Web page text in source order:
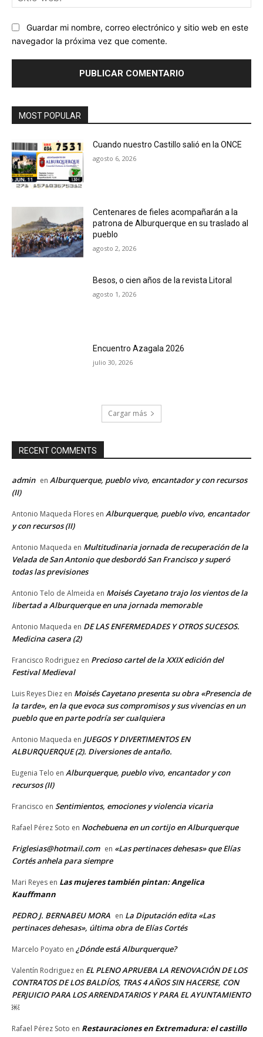
Guardar mi nombre, correo electrónico y sitio web en este
navegador la próxima vez que comente.
MOST POPULAR
Cuando nuestro Castillo salió en la ONCE
agosto 6, 2026
Centenares de fieles acompañarán a la
patrona de Alburquerque en su traslado al
pueblo
agosto 2, 2026
Besos, o cien años de la revista Litoral
agosto 1, 2026
Encuentro Azagala 2026
julio 30, 2026
Cargar más
RECENT COMMENTS
admin en Alburquerque, pueblo vivo, encantador y con recursos
(II)
Antonio Maqueda Flores en Alburquerque, pueblo vivo, encantador
y con recursos (II)
Antonio Maqueda en Multitudinaria jornada de recuperación de la
Velada de San Antonio que desbordó San Francisco y superó
todas las previsiones
Antonio Telo de Almeida en Moisés Cayetano trajo los vientos de la
libertad a Alburquerque en una jornada memorable
Antonio Maqueda en DE LAS ENFERMEDADES Y OTROS SUCESOS.
Medicina casera (2)
Francisco Rodriguez en Precioso cartel de la XXIX edición del
Festival Medieval
Luis Reyes Diez en Moisés Cayetano presenta su obra «Presencia de
la tarde», en la que evoca sus compromisos y sus vivencias en un
pueblo que en parte podría ser cualquiera
Antonio Maqueda en JUEGOS Y DIVERTIMENTOS EN
ALBURQUERQUE (2). Diversiones de antaño.
Eugenia Telo en Alburquerque, pueblo vivo, encantador y con
recursos (II)
Francisco en Sentimientos, emociones y violencia vicaria
Rafael Pérez Soto en Nochebuena en un cortijo en Alburquerque
Friglesias@hotmail.com en «Las pertinaces dehesas» que Elías
Cortés anhela para siempre
Mari Reyes en Las mujeres también pintan: Angelica
Kauffmann
PEDRO J. BERNABEU MORA en La Diputación edita «Las
pertinaces dehesas», última obra de Elías Cortés
Marcelo Poyato en ¿Dónde está Alburquerque?
Valentín Rodriguez en EL PLENO APRUEBA LA RENOVACIÓN DE LOS
CONTRATOS DE LOS BALDÍOS, TRAS 4 AÑOS SIN HACERSE, CON
PERJUICIO PARA LOS ARRENDATARIOS Y PARA EL AYUNTAMIENTO
￼
Rafael Pérez Soto en Restauraciones en Extremadura: el castillo